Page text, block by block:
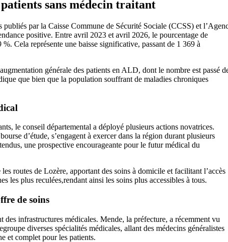
sans médecin traitant
par la Caisse Commune de Sécurité Sociale (CCSS) et
positive. Entre avril 2023 et avril 2026, le pourcentage de
Cela représente une baisse significative, passant de 1 369 à
générale des patients en ALD, dont le nombre est passé
que bien que la population souffrant de maladies chroniques
le conseil départemental a déployé plusieurs actions novatrices.
d’étude, s’engagent à exercer dans la région durant plusieurs
une prospective encourageante pour le futur médical du
routes de Lozère, apportant des soins à domicile et facilitant l’accès
les plus reculées,rendant ainsi les soins plus accessibles à tous.
de soins
infrastructures médicales. Mende, la préfecture, a récemment vu
diverses spécialités médicales, allant des médecins généralistes
et complet pour les patients.